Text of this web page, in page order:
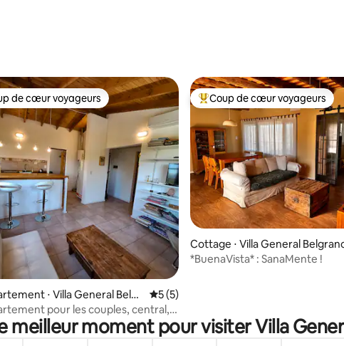
sur la base de 38 commentaires : 5 sur 5
sur la base de 68 commentaires : 4,9 sur 5
de cœur voyageurs
de cœur voyageurs
⋅ Villa General Belgr
Évaluation moyenne sur la base de 5
5 (5)
pour les couples, central,
Coups de cœur voyageurs les
Coup de cœur voyageurs
Cottage ⋅ Villa General
*BuenaVista* : SanaMente !
meilleur moment pour visiter Villa